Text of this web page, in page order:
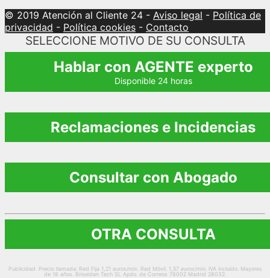
© 2019 Atención al Cliente 24 - Aviso legal - Política de
privacidad - Política cookies - Contacto
SELECCIONE MOTIVO DE SU CONSULTA
Hablar con AGENTE experto
Disponible 24 horas
Reclamaciones e Incidencias
Consultar con Abogado
OTRA CONSULTA
Publicidad. Precio llamada: Red Fija 1,21 euros/min. Red Móvil. 1,57 euros/min. IVA incluido. Mayores
de 18 años. Briseidan Tech SL Apdo. de Correos 78002 Madrid 28032.